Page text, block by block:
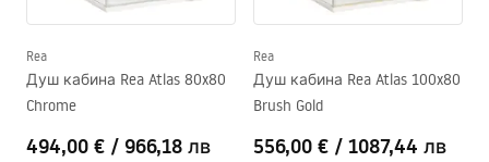
Rea
Душ кабина Rea Atlas 80x80
Chrome
494,00 € / 966,18 лв
Rea
Душ кабина Rea Atlas 100x80
Brush Gold
556,00 € / 1087,44 лв